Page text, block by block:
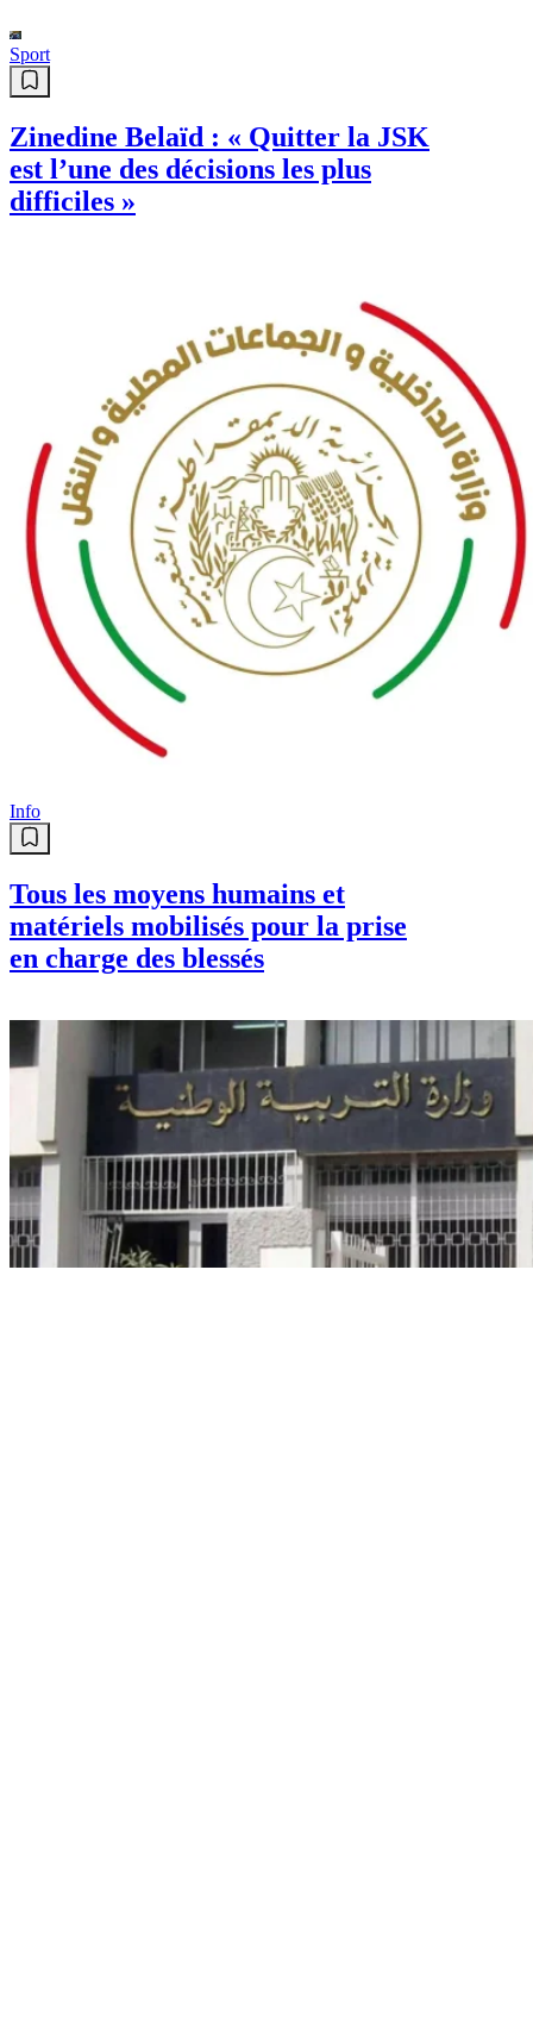
Sport
Zinedine Belaïd : « Quitter la JSK
est l’une des décisions les plus
difficiles »
Info